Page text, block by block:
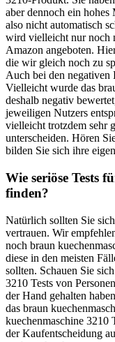
aber dennoch ein hohes
also nicht automatisch
wird vielleicht nur noch
Amazon angeboten.
die wir gleich noch zu
Auch bei den negativen
Vielleicht wurde das
deshalb negativ
jeweiligen Nutzers
vielleicht trotzdem sehr
unterscheiden. Hören
bilden Sie sich ihre
Wie seriöse Tests
finden?
Natürlich sollten Sie
vertrauen. Wir
noch braun
diese in den meisten
sollten. Schauen Sie
3210 Tests von
der Hand gehalten
das braun
kuechenmaschine 3210
der Kaufentscheidung